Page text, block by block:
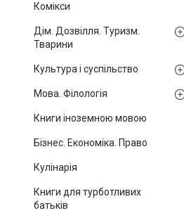
Комікси
Дім. Дозвілля. Туризм.
Тварини
Культура і суспільство
Мова. Філологія
Книги іноземною мовою
Бізнес. Економіка. Право
Кулінарія
Книги для турботливих
батьків